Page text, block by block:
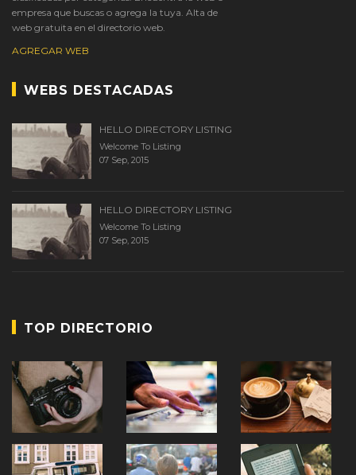
empresa que buscas o agrega la tuya. Alta de
web gratuita en el directorio web.
AGREGAR WEB
WEBS DESTACADAS
HELLO DIRECTORY LISTING
Welcome To Listing
07 Sep, 2015
HELLO DIRECTORY LISTING
Welcome To Listing
07 Sep, 2015
TOP DIRECTORIO